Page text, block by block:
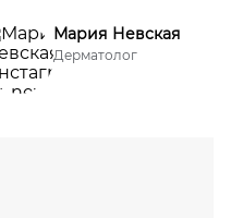
Мария Невская
Дерматолог